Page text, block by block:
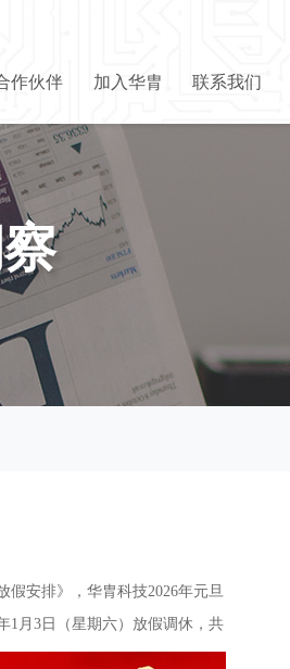
作伙伴 加入华胄 联系我们
假安排》，华胄科技2026年元旦
1月3日（星期六）放假调休，共
提前安排采购订单，以便我司